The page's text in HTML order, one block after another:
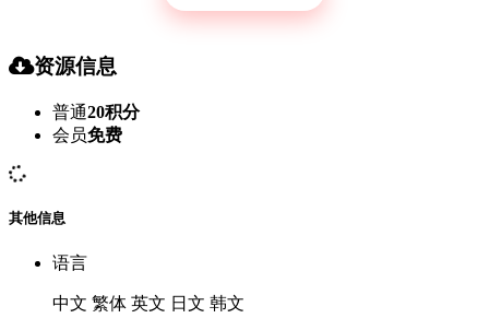
资源信息
普通20积分
会员免费
其他信息
语言
中文 繁体 英文 日文 韩文